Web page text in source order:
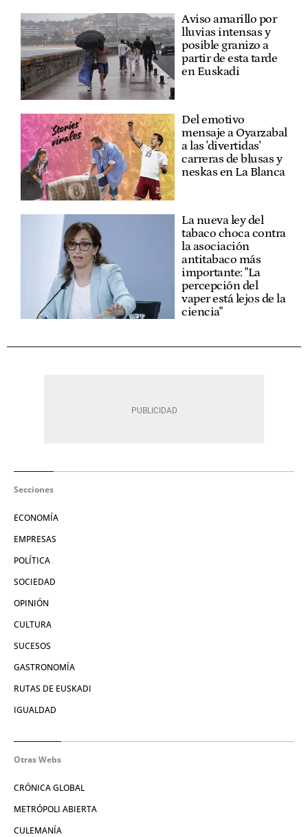
Aviso amarillo por
lluvias intensas y
posible granizo a
partir de esta tarde
en Euskadi
Del emotivo
mensaje a Oyarzabal
a las 'divertidas'
carreras de blusas y
neskas en La Blanca
La nueva ley del
tabaco choca contra
la asociación
antitabaco más
importante: "La
percepción del
vaper está lejos de la
ciencia"
Secciones
ECONOMÍA
EMPRESAS
POLÍTICA
SOCIEDAD
OPINIÓN
CULTURA
SUCESOS
GASTRONOMÍA
RUTAS DE EUSKADI
IGUALDAD
Otras Webs
CRÓNICA GLOBAL
METRÓPOLI ABIERTA
CULEMANÍA